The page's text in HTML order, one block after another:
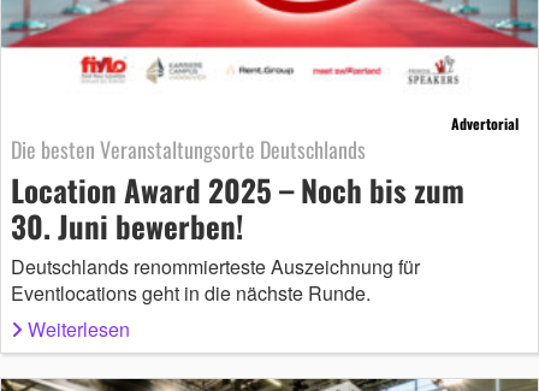
Advertorial
Die besten Veranstaltungsorte Deutschlands
Location Award 2025 – Noch bis zum
30. Juni bewerben!
Deutschlands renommierteste Auszeichnung für
Eventlocations geht in die nächste Runde.
Weiterlesen